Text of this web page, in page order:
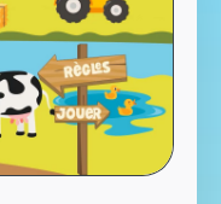
Mémoriser
de passe perdu?